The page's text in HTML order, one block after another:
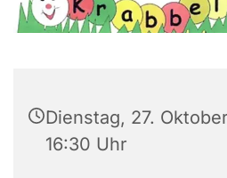
Dienstag, 27.
16:30 Uhr